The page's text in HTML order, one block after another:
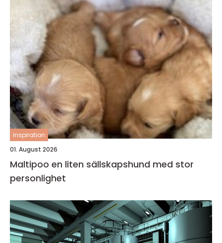
inspiration
01. August 2026
Maltipoo en liten sällskapshund med stor
personlighet